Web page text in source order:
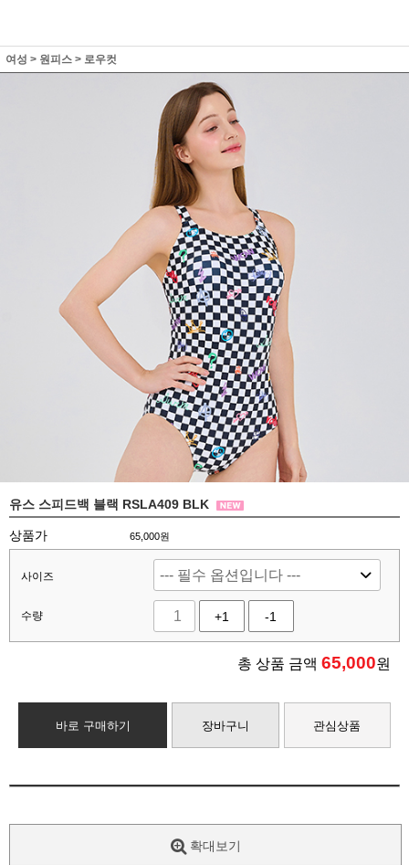
여성 > 원피스 > 로우컷
유스 스피드백 블랙 RSLA409 BLK
상품가 65,000원
사이즈
수량 +1 -1
총 상품 금액 65,000원
바로 구매하기 장바구니 관심상품
확대보기